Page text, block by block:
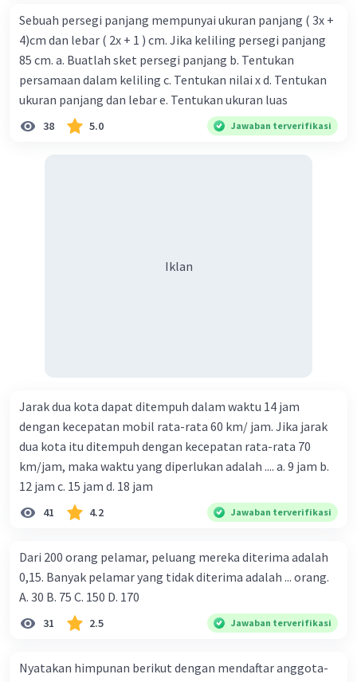
Sebuah persegi panjang mempunyai ukuran panjang ( 3x +
4)cm dan lebar ( 2x + 1 ) cm. Jika keliling persegi panjang
85 cm. a. Buatlah sket persegi panjang b. Tentukan
persamaan dalam keliling c. Tentukan nilai x d. Tentukan
ukuran panjang dan lebar e. Tentukan ukuran luas
38 5.0 Jawaban terverifikasi
Iklan
Jarak dua kota dapat ditempuh dalam waktu 14 jam
dengan kecepatan mobil rata-rata 60 km/ jam. Jika jarak
dua kota itu ditempuh dengan kecepatan rata-rata 70
km/jam, maka waktu yang diperlukan adalah .... a. 9 jam b.
12 jam c. 15 jam d. 18 jam
41 4.2 Jawaban terverifikasi
Dari 200 orang pelamar, peluang mereka diterima adalah
0,15. Banyak pelamar yang tidak diterima adalah ... orang.
A. 30 B. 75 C. 150 D. 170
31 2.5 Jawaban terverifikasi
Nyatakan himpunan berikut dengan mendaftar anggota-